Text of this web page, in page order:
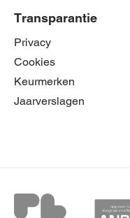
Transparantie
Privacy
Cookies
Keurmerken
Jaarverslagen